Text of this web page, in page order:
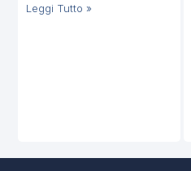
Leggi Tutto »